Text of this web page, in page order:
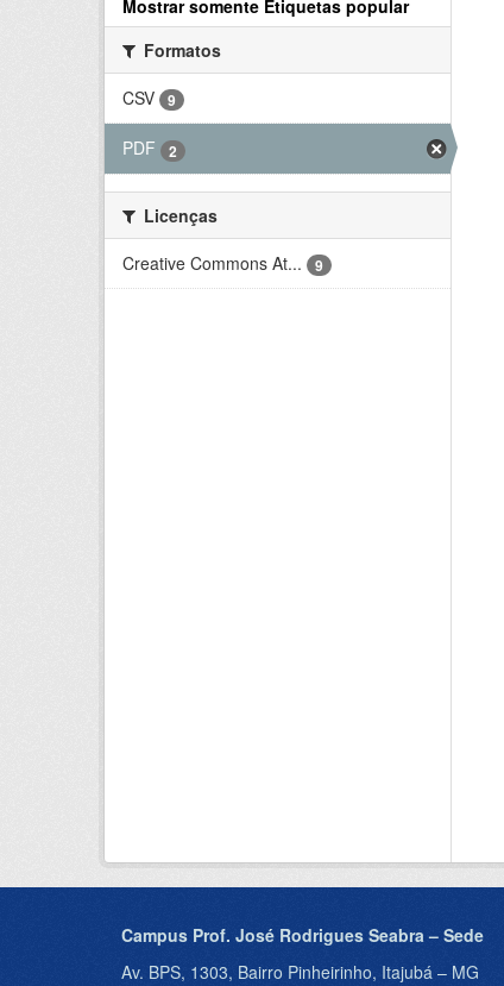
Mostrar somente Etiquetas popular
Formatos
CSV
9
PDF 2
Licenças
Creative Commons At...
9
Campus Prof. José Rodrigues Seabra – Sede
Av. BPS, 1303, Bairro Pinheirinho, Itajubá – MG